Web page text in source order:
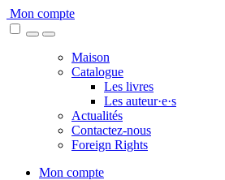
Skip
to
Mon compte
Maison
Catalogue
Les livres
Les auteur·e·s
Actualités
Contactez-nous
Foreign Rights
Mon compte